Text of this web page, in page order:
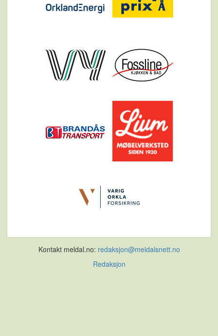
Kontakt meldal.no: redaksjon@meldalsnett.no
Redaksjon